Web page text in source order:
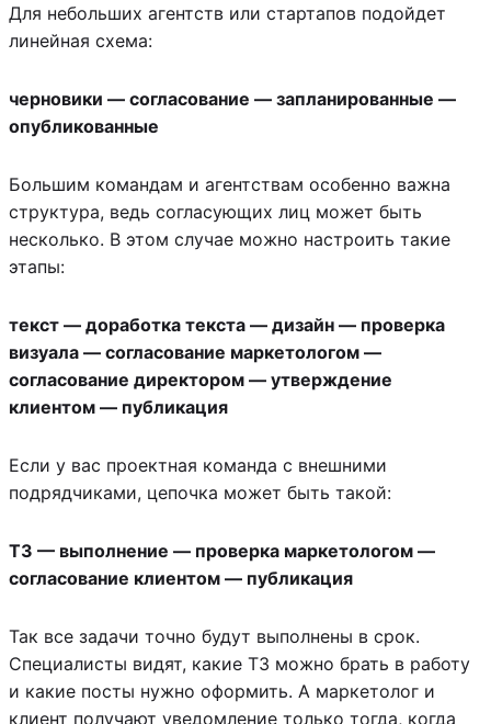
Для небольших агентств или стартапов подойдет
линейная схема:
черновики — согласование — запланированные —
опубликованные
Большим командам и агентствам особенно важна
структура, ведь согласующих лиц может быть
несколько. В этом случае можно настроить такие
этапы:
текст — доработка текста — дизайн — проверка
визуала — согласование маркетологом —
согласование директором — утверждение
клиентом — публикация
Если у вас проектная команда с внешними
подрядчиками, цепочка может быть такой:
ТЗ — выполнение — проверка маркетологом —
согласование клиентом — публикация
Так все задачи точно будут выполнены в срок.
Специалисты видят, какие ТЗ можно брать в работу
и какие посты нужно оформить. А маркетолог и
клиент получают уведомление только тогда, когда